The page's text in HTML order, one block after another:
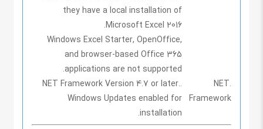
they have a local installation of
Microsoft Excel 2016.
Windows Excel Starter, OpenOffice,
and browser-based Office 365
applications are not supported.
.NET
Framework
.NET Framework Version 4.7 or later.
Windows Updates enabled for
installation.